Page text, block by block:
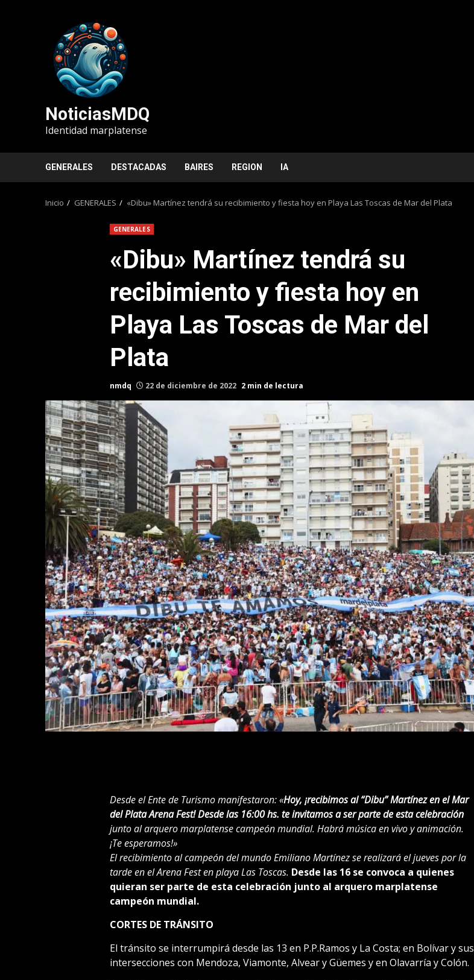
NoticiasMDQ
Identidad marplatense
GENERALES DESTACADAS BAIRES REGION IA
Inicio GENERALES «Dibu» Martínez tendrá su recibimiento y fiesta hoy en Playa Las Toscas de Mar del Plata
GENERALES
«Dibu» Martínez tendrá su
recibimiento y fiesta hoy en
Playa Las Toscas de Mar del
Plata
nmdq 22 de diciembre de 2022 2 min de lectura
Desde el Ente de Turismo manifestaron: «Hoy, ¡recibimos al “Dibu” Martínez en el Mar
del Plata Arena Fest!Desde las 16:00 hs. te invitamos a ser parte de esta celebración
junto al arquero marplatense campeón mundial. Habrá música en vivo y animación.
¡Te esperamos!»
El recibimiento al campeón del mundo Emiliano Martínez se realizará el jueves por la
tarde en el Arena Fest en playa Las Toscas. Desde las 16 se convoca a quienes
quieran ser parte de esta celebración junto al arquero marplatense
campeón mundial.
CORTES DE TRÁNSITO
El tránsito se interrumpirá desde las 13 en P.P.Ramos y La Costa; en Bolívar y sus
intersecciones con Mendoza, Viamonte, Alvear y Güemes y en Olavarría y Colón.